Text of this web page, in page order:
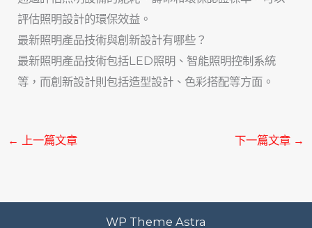
評估照明設計的環保效益。
最新照明產品技術與創新設計有哪些？
最新照明產品技術包括LED照明、智能照明控制系統
等，而創新設計則包括造型設計、色彩搭配等方面。
← 上一篇文章 下一篇文章 →
WP Theme Astra